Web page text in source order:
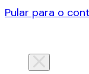
Pular para o